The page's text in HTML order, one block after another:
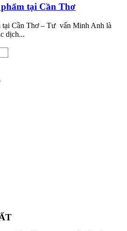
tại Cần Thơ
tại Cần Thơ – Tư vấn Minh Anh là
dịch...